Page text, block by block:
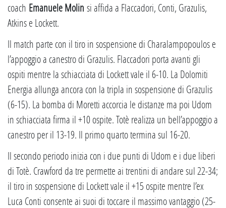
coach Emanuele Molin si affida a Flaccadori, Conti, Grazulis,
Atkins e Lockett.
Il match parte con il tiro in sospensione di Charalampopoulos e
l’appoggio a canestro di Grazulis. Flaccadori porta avanti gli
ospiti mentre la schiacciata di Lockett vale il 6-10. La Dolomiti
Energia allunga ancora con la tripla in sospensione di Grazulis
(6-15). La bomba di Moretti accorcia le distanze ma poi Udom
in schiacciata firma il +10 ospite. Totè realizza un bell’appoggio a
canestro per il 13-19. Il primo quarto termina sul 16-20.
Il secondo periodo inizia con i due punti di Udom e i due liberi
di Totè. Crawford da tre permette ai trentini di andare sul 22-34;
il tiro in sospensione di Lockett vale il +15 ospite mentre l’ex
Luca Conti consente ai suoi di toccare il massimo vantaggio (25-